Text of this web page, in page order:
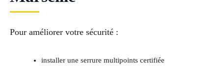
Pour améliorer votre sécurité :
installer une serrure multipoints certifiée